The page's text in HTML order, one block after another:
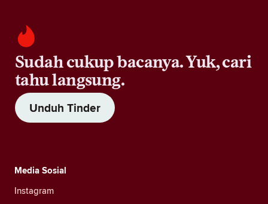
Sudah cukup bacanya. Yuk, cari
tahu langsung.
Unduh Tinder
Media Sosial
Instagram